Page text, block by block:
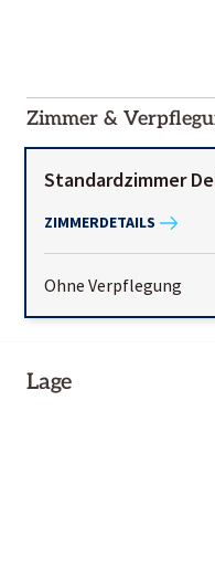
01-02
Zimmer &
Standardzimmer
ZIMMERDETAILS
Ohne Verpflegung
Lage